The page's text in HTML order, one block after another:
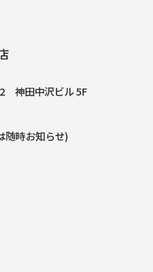
神田中沢ビル 5F
時お知らせ)